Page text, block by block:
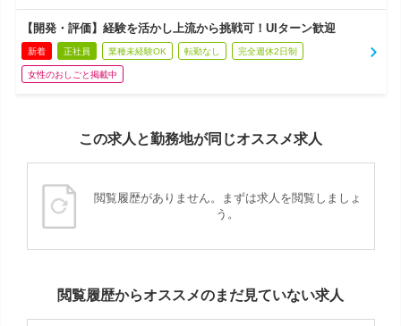
【開発・評価】経験を活かし上流から挑戦可！UIターン歓迎
新着 正社員 業種未経験OK 転勤なし 完全週休2日制
女性のおしごと掲載中
この求人と勤務地が同じオススメ求人
閲覧履歴がありません。まずは求人を閲覧しましょ
う。
閲覧履歴からオススメのまだ見ていない求人